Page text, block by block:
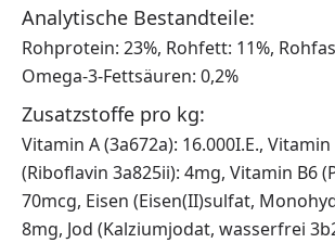
Analytische Bestandteile:
Rohprotein: 23%, Rohfett: 11%,
Omega-3-Fettsäuren: 0,2%
Zusatzstoffe pro kg:
Vitamin A (3a672a): 16.000I.E.,
(Riboflavin 3a825ii): 4mg, Vitamin B6
70mcg, Eisen (Eisen(II)sulfat,
8mg, Jod (Kalziumjodat, wasserfrei